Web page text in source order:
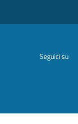
Seguici su